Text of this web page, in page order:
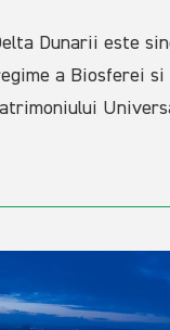
Dunarii este
a Biosferei si